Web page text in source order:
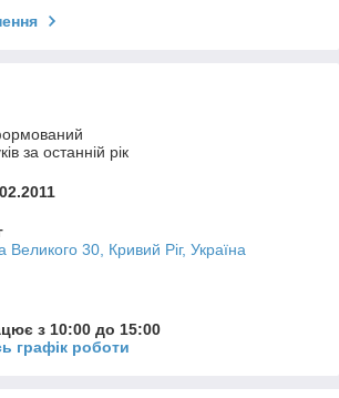
за останній рік
30, Кривий Ріг, Україна
з 10:00 до 15:00
графік роботи